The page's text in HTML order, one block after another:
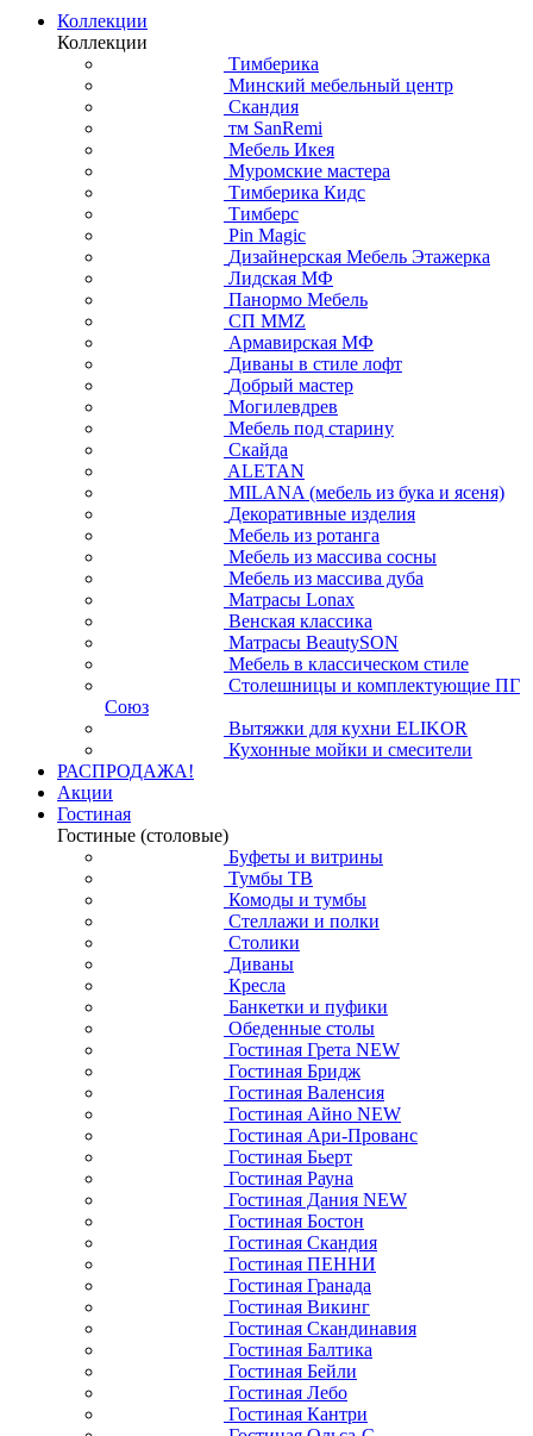
Коллекции
Коллекции
Тимберика
Минский мебельный центр
Скандия
тм SanRemi
Мебель Икея
Муромские мастера
Тимберика Кидс
Тимберс
Pin Magic
Дизайнерская Мебель Этажерка
Лидская МФ
Панормо Мебель
СП ММZ
Армавирская МФ
Диваны в стиле лофт
Добрый мастер
Могилевдрев
Мебель под старину
Скайда
ALETAN
MILANA (мебель из бука и ясеня)
Декоративные изделия
Мебель из ротанга
Мебель из массива сосны
Мебель из массива дуба
Матрасы Lonax
Венская классика
Матрасы BeautySON
Мебель в классическом стиле
Столешницы и комплектующие ПГ
Союз
Вытяжки для кухни ELIKOR
Кухонные мойки и смесители
РАСПРОДАЖА!
Акции
Гостиная
Гостиные (столовые)
Буфеты и витрины
Тумбы ТВ
Комоды и тумбы
Стеллажи и полки
Столики
Диваны
Кресла
Банкетки и пуфики
Обеденные столы
Гостиная Грета NEW
Гостиная Бридж
Гостиная Валенсия
Гостиная Айно NEW
Гостиная Ари-Прованс
Гостиная Бьерт
Гостиная Рауна
Гостиная Дания NEW
Гостиная Бостон
Гостиная Скандия
Гостиная ПЕННИ
Гостиная Гранада
Гостиная Викинг
Гостиная Скандинавия
Гостиная Балтика
Гостиная Бейли
Гостиная Лебо
Гостиная Кантри